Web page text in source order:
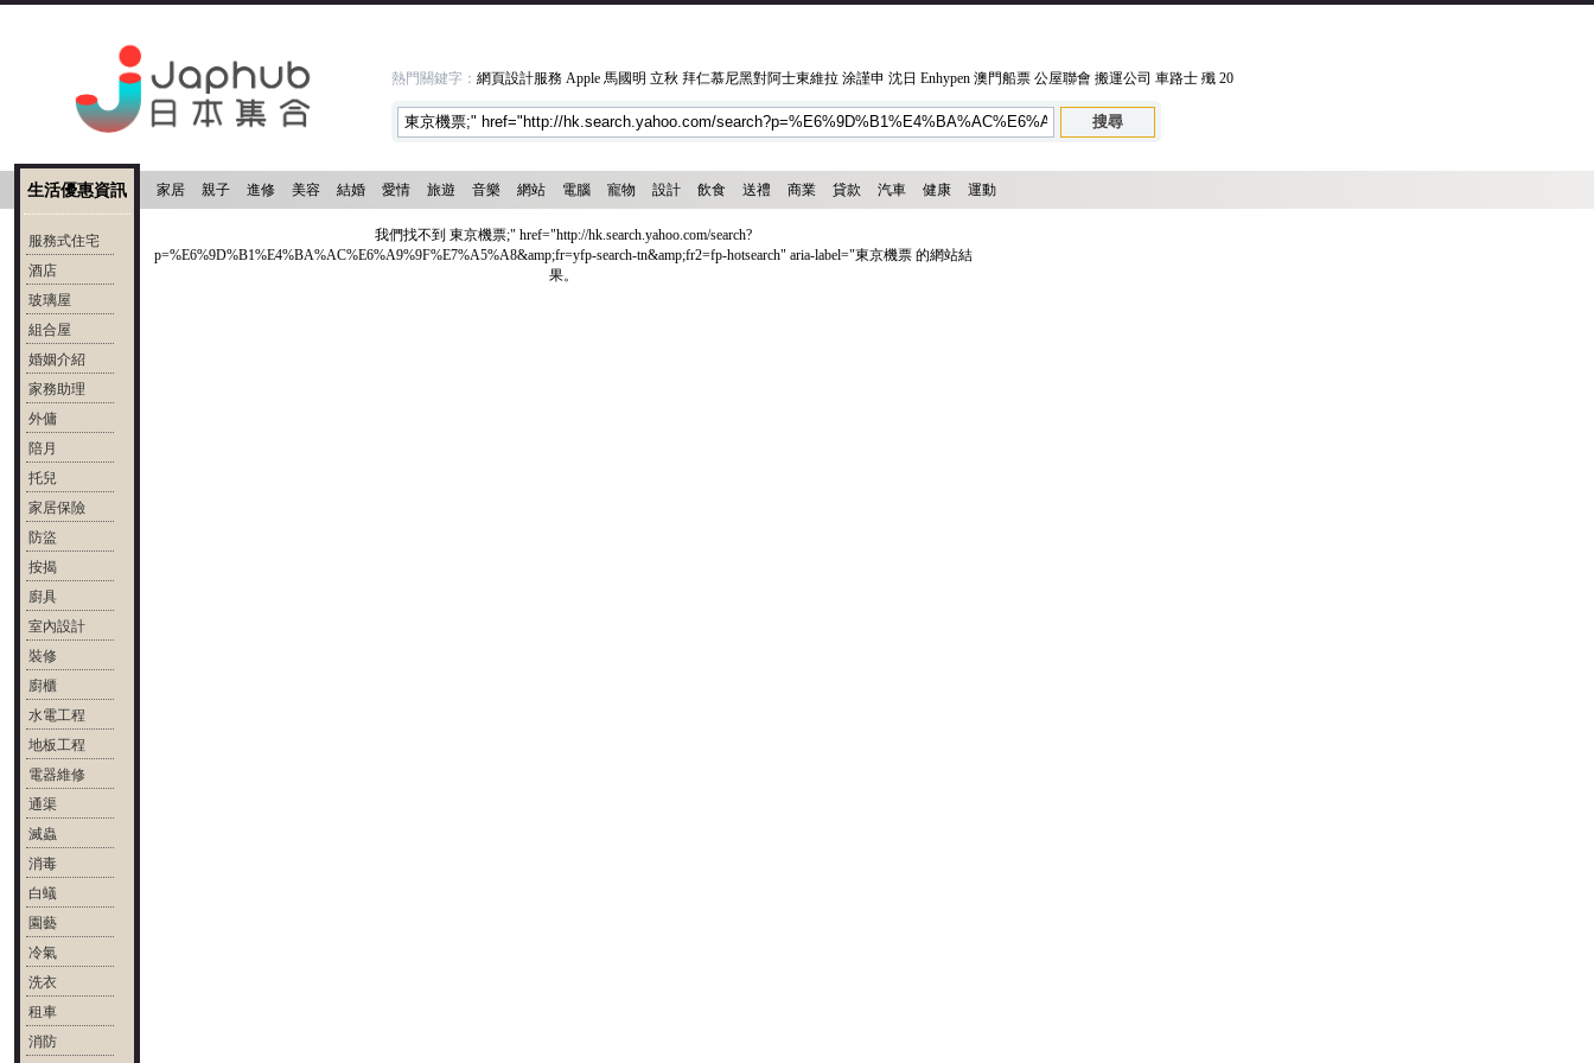
熱門關鍵字： 網頁設計服務 Apple 馬國明 立秋 拜仁慕尼黑對阿士東維拉 涂謹申 沈日 Enhypen 澳門船票 公屋聯會 搬運公司 車路士 殲 20
家居 親子 進修 美容 結婚 愛情 旅遊 音樂 網站 電腦 寵物 設計 飲食 送禮 商業 貸款 汽車 健康 運動
生活優惠資訊
服務式住宅
酒店
玻璃屋
組合屋
婚姻介紹
家務助理
外傭
陪月
托兒
家居保險
防盜
按揭
廚具
室內設計
裝修
廚櫃
水電工程
地板工程
電器維修
通渠
滅蟲
消毒
白蟻
園藝
冷氣
洗衣
租車
消防
我們找不到 東京機票;" href="http://hk.search.yahoo.com/search?
p=%E6%9D%B1%E4%BA%AC%E6%A9%9F%E7%A5%A8&amp;fr=yfp-search-tn&amp;fr2=fp-hotsearch" aria-label="東京機票 的網站結
果。